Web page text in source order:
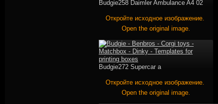
Budgie258 Daimler Ambulance A4 02
Откройте исходное изображение.
Open the original image.
Budgie272 Supercar a
Откройте исходное изображение.
Open the original image.